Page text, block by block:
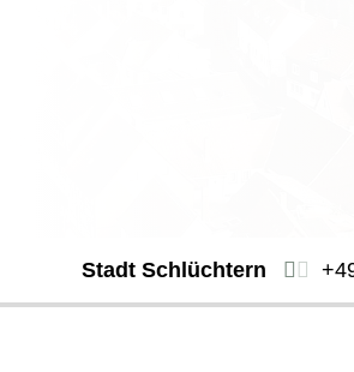
Stadt Schlüchtern